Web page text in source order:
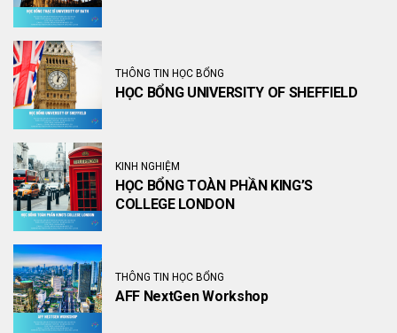
THÔNG TIN HỌC BỔNG
HỌC BỔNG UNIVERSITY OF SHEFFIELD
KINH NGHIỆM
HỌC BỔNG TOÀN PHẦN KING’S
COLLEGE LONDON
THÔNG TIN HỌC BỔNG
AFF NextGen Workshop